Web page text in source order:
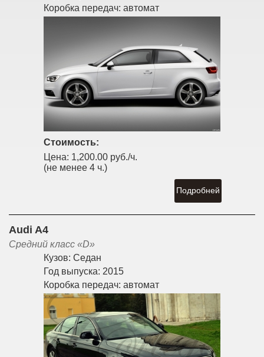
Коробка передач: автомат
Стоимость:
Цена: 1,200.00 руб./ч.
(не менее 4 ч.)
Подробней
Audi A4
Средний класс «D»
Кузов: Седан
Год выпуска: 2015
Коробка передач: автомат